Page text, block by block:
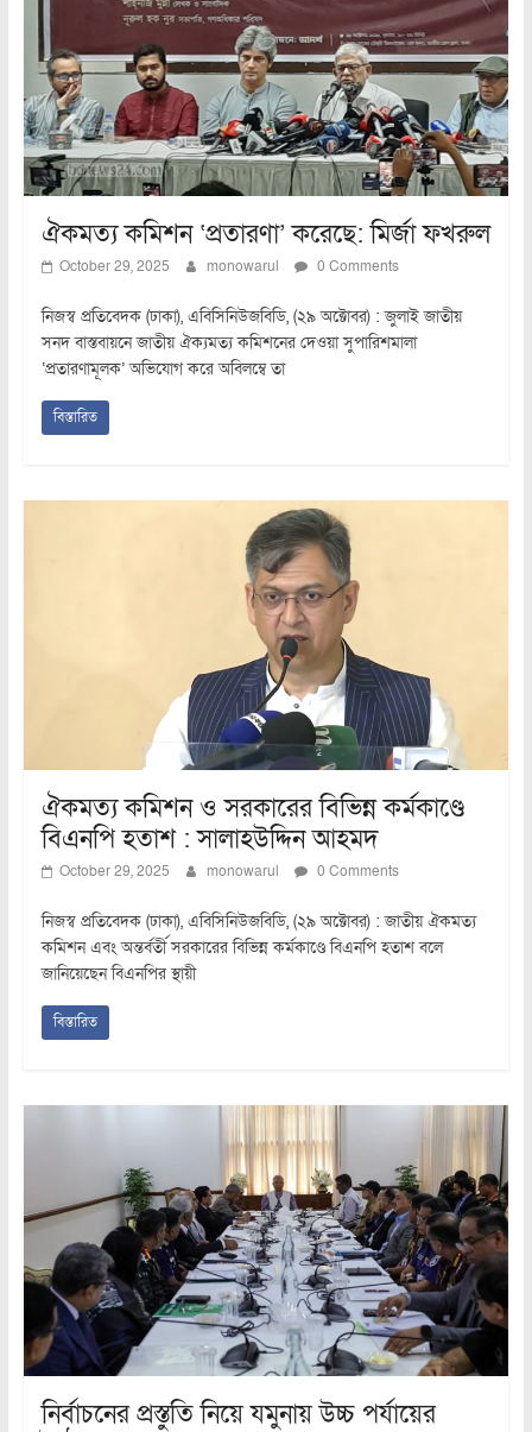
ঐকমত্য কমিশন ‘প্রতারণা’ করেছে: মির্জা ফখরুল
October 29, 2025 monowarul 0 Comments
নিজস্ব প্রতিবেদক (ঢাকা), এবিসিনিউজবিডি, (২৯ অক্টোবর) : জুলাই জাতীয়
সনদ বাস্তবায়নে জাতীয় ঐক্যমত্য কমিশনের দেওয়া সুপারিশমালা
‘প্রতারণামূলক’ অভিযোগ করে অবিলম্বে তা
বিস্তারিত
ঐকমত্য কমিশন ও সরকারের বিভিন্ন কর্মকাণ্ডে
বিএনপি হতাশ : সালাহউদ্দিন আহমদ
October 29, 2025 monowarul 0 Comments
নিজস্ব প্রতিবেদক (ঢাকা), এবিসিনিউজবিডি, (২৯ অক্টোবর) : জাতীয় ঐকমত্য
কমিশন এবং অন্তর্বর্তী সরকারের বিভিন্ন কর্মকাণ্ডে বিএনপি হতাশ বলে
জানিয়েছেন বিএনপির স্থায়ী
বিস্তারিত
নির্বাচনের প্রস্তুতি নিয়ে যমুনায় উচ্চ পর্যায়ের